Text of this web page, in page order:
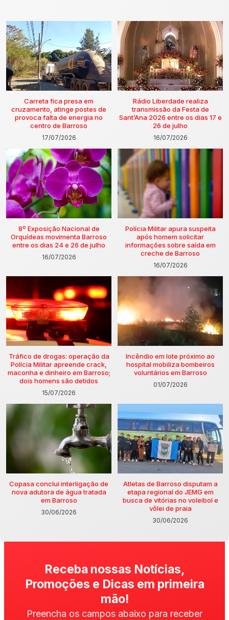
Carreta fica presa em
cruzamento, atinge postes de
provoca falta de energia no
centro de Barroso
17/07/2026
Rádio Liberdade realiza
transmissão da Festa de
Sant’Ana 2026 entre os dias 17 e
26 de julho
16/07/2026
8º Exposição Nacional de
Orquídeas movimenta Barroso
entre os dias 24 e 26 de julho
16/07/2026
Polícia Militar apura suspeita
após homem solicitar
informações sobre saída em
creche de Barroso
16/07/2026
Tráfico de drogas: operação da
Polícia Militar apreende crack,
maconha e dinheiro em Barroso;
dois homens são detidos
15/07/2026
Incêndio em lote próximo ao
hospital mobiliza bombeiros
voluntários em Barroso
01/07/2026
Copasa conclui interligação de
nova adutora de água tratada
em Barroso
30/06/2026
Atletas de Barroso disputam a
etapa regional do JEMG em
busca de vitórias no voleibol e
vôlei de praia
30/06/2026
Receba nossas Notícias,
Promoções e Dicas em primeira
mão!
Preencha os campos abaixo para receber